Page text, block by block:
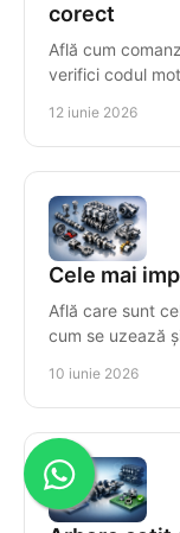
corect
Află cum
verifici codul
12 iunie 2026
Cele mai
Află care sunt
cum se uzează
10 iunie 2026